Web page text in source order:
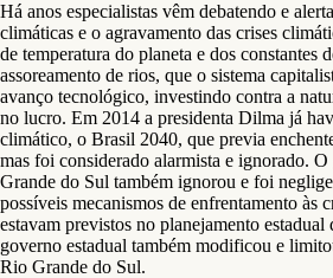
Há anos especialistas vêm debatendo e
climáticas e o agravamento das crises
de temperatura do planeta e dos constantes
assoreamento de rios, que o sistema
avanço tecnológico, investindo contra a
no lucro. Em 2014 a presidenta Dilma já
climático, o Brasil 2040, que previa
mas foi considerado alarmista e ignorado.
Grande do Sul também ignorou e foi
possíveis mecanismos de enfrentamento às
estavam previstos no planejamento
governo estadual também modificou e
Rio Grande do Sul.